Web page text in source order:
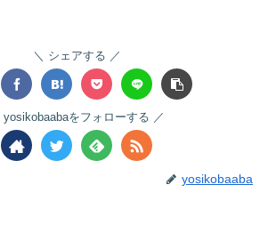
シェアする
yosikobaabaをフォローする
yosikobaaba